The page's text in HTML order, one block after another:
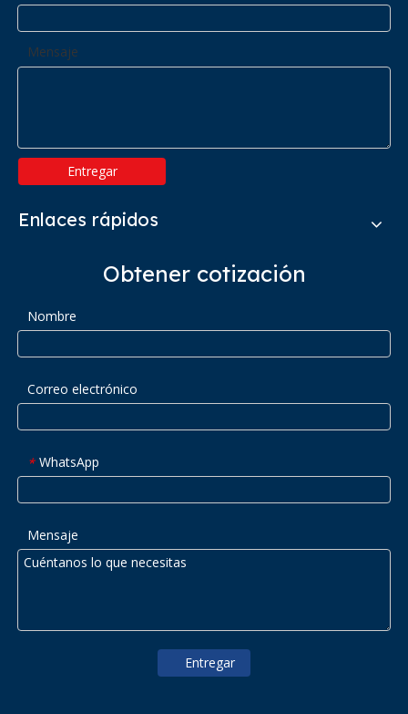
Mensaje
Entregar
Enlaces rápidos
Obtener cotización
Nombre
Correo electrónico
* WhatsApp
Mensaje
Entregar